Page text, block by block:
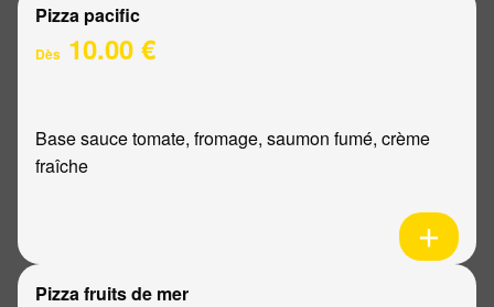
Pizza pacific
Dès 10.00 €
Base sauce tomate, fromage, saumon fumé, crème
fraîche
Pizza fruits de mer